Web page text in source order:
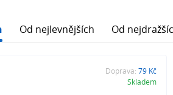
Od nejlevnějších Od
Doprava: 79 Kč
Skladem